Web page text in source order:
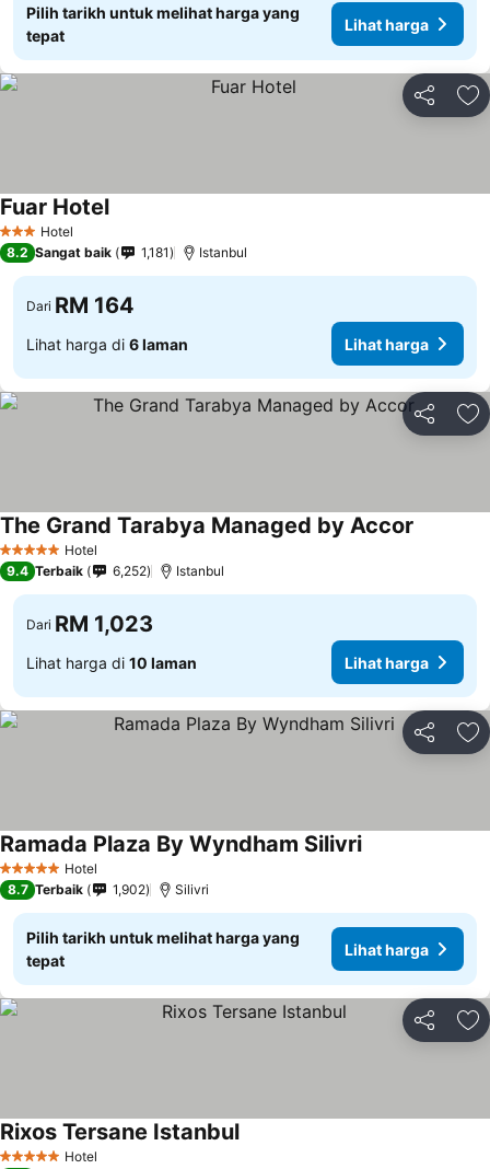
Pilih tarikh untuk melihat harga yang
tepat
Lihat harga
Kongsi
3 BintangHotel
Fuar Hotel
8.2 Sangat baik 1,181 Istanbul
Dari RM 164
Lihat harga di 6 laman Lihat harga
Kongsi
5 Bintang Hotel
The Grand Tarabya Managed by Accor
9.4 Terbaik 6,252 Istanbul
Dari RM 1,023
Lihat harga di 10 laman Lihat harga
Kongsi
5 Bintang Hotel
Ramada Plaza By Wyndham Silivri
8.7 Terbaik 1,902 Silivri
Pilih tarikh untuk melihat harga yang
tepat
Lihat harga
Kongsi
5 Bintang Hotel
Rixos Tersane Istanbul